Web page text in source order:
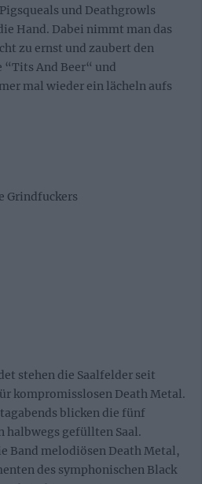
und Deathgrowls
Hand. Dabei nimmt man das
zu ernst und zaubert den
And Beer“ und
mal wieder ein lächeln aufs
Grindfuckers
stehen die Saalfelder seit
kompromisslosen Death Metal.
blicken die fünf
halbwegs gefüllten Saal.
Band melodiösen Death Metal,
des symphonischen Black